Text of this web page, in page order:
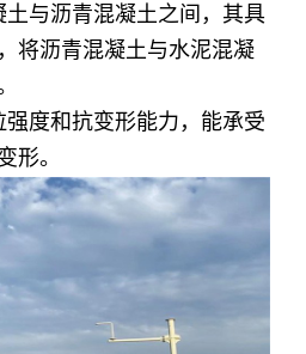
与沥青混凝土之间，其具
将沥青混凝土与水泥混凝
度和抗变形能力，能承受
形。